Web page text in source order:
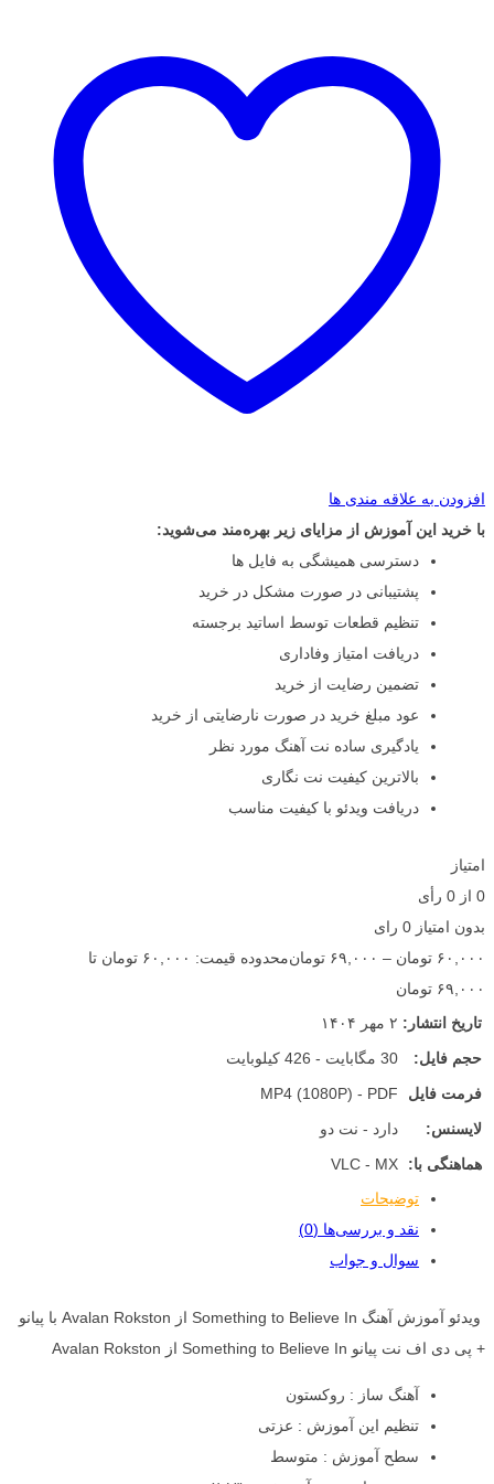
افزودن به علاقه مندی ها
با خرید این آموزش از مزایای زیر بهره‌مند می‌شوید:
دسترسی همیشگی به فایل ها
پشتیبانی در صورت مشکل در خرید
تنظیم قطعات توسط اساتید برجسته
دریافت امتیاز وفاداری
تضمین رضایت از خرید
عود مبلغ خرید در صورت نارضایتی از خرید
یادگیری ساده نت آهنگ مورد نظر
بالاترین کیفیت نت نگاری
دریافت ویدئو با کیفیت مناسب
امتیاز
0 از 0 رأی
بدون امتیاز 0 رای
۶۰,۰۰۰ تومان – ۶۹,۰۰۰ تومان
محدوده قیمت: ۶۰,۰۰۰ تومان تا
۶۹,۰۰۰ تومان
تاریخ انتشار: ۲ مهر ۱۴۰۴
حجم فایل:
30 مگابایت - 426 کیلوبایت
فرمت فایل
MP4 (1080P) - PDF
لایسنس:
دارد - نت دو
هماهنگی با:
VLC - MX
توضیحات
نقد و بررسی‌ها (0)
سوال و جواب
ویدئو آموزش آهنگ Something to Believe In از Avalan Rokston با پیانو
+ پی دی اف نت پیانو Something to Believe In از Avalan Rokston
آهنگ ساز : روکستون
تنظیم این آموزش : عزتی
سطح آموزش : متوسط